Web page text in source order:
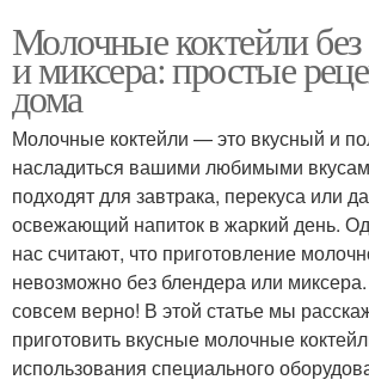
Молочные коктейли без
и миксера: простые
дома
Молочные коктейли — это вкусный и
насладиться вашими любимыми
подходят для завтрака, перекуса или
освежающий напиток в жаркий день.
нас считают, что приготовление
невозможно без блендера или
совсем верно! В этой статье мы
приготовить вкусные молочные
использования специального